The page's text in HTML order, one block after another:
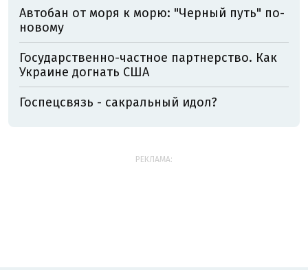
Автобан от моря к морю: "Черный путь" по-
новому
Государственно-частное партнерство. Как
Украине догнать США
Госпецсвязь - сакральный идол?
РЕКЛАМА: